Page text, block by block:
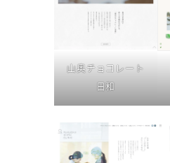
山奥チョコレート
日和